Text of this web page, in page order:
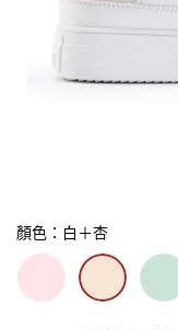
顏色：白＋杏